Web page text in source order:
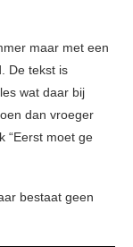
maar met een
De tekst is
wat daar bij
dan vroeger
“Eerst moet ge
bestaat geen